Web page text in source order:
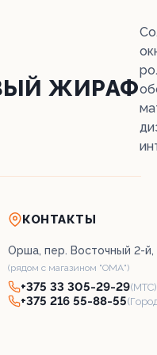
ЖИРАФ
КОНТАКТЫ
Орша, пер. Восточный 2-й,
(рядом с магазином "ОМА")
+375 33 305-29-29(МТС)
+375 216 55-88-55